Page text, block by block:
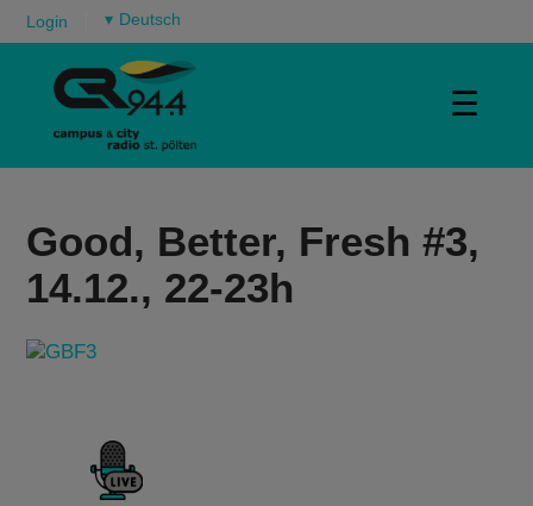
Login ▾
☰
Good, Better, Fresh #3,
14.12., 22-23h